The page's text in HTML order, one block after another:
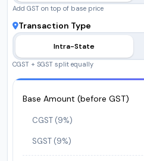
Add GST on top of base price
Transaction Type
Intra-State
CGST + SGST split equally
Base Amount (before GST)
CGST (9%)
SGST (9%)